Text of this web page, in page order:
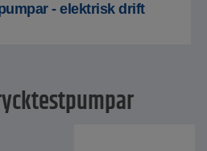
- elektrisk drift